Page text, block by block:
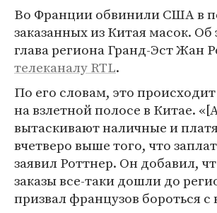
Во Франции обвинили США в
заказанных из Китая масок. Об
глава региона Гранд-Эст Жан
телеканалу RTL.
По его словам, это
на взлетной полосе в Китае.
вытаскивают наличные и
вчетверо выше того, что
заявил Роттнер. Он добавил,
заказы все-таки дошли до
призвал французов бороться с